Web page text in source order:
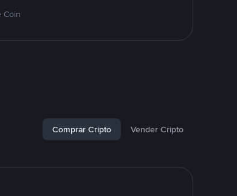
Coin
Comprar Cripto Vender Cripto